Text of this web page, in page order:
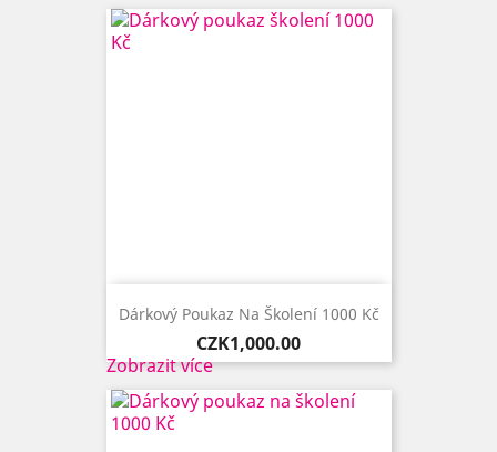
Dárkový Poukaz Na Školení 1000 Kč
Price
CZK1,000.00
Zobrazit více